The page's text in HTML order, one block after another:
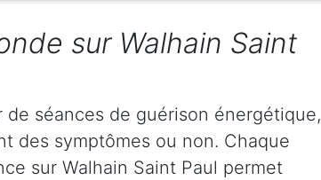
sur Walhain Saint
de séances de guérison énergétique,
des symptômes ou non. Chaque
sur Walhain Saint Paul permet